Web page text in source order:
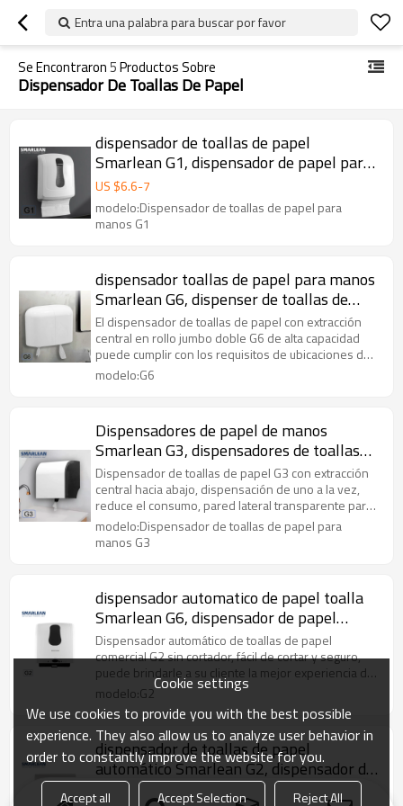
Entra una palabra para buscar por favor
Se Encontraron5Productos Sobre
Dispensador De Toallas De Papel
dispensador de toallas de papel
Smarlean G1, dispensador de papel para
manos, dispensador de hojas de papel
US $6.6-7
modelo:Dispensador de toallas de papel para
manos G1
dispensador toallas de papel para manos
Smarlean G6, dispenser de toallas de
papel precios
El dispensador de toallas de papel con extracción
central en rollo jumbo doble G6 de alta capacidad
puede cumplir con los requisitos de ubicaciones de
alto tráfico.
modelo:G6
Dispensadores de papel de manos
Smarlean G3, dispensadores de toallas
para manos, expendedor de papel
Dispensador de toallas de papel G3 con extracción
central hacia abajo, dispensación de uno a la vez,
reduce el consumo, pared lateral transparente para
verificar el nivel de papel.
modelo:Dispensador de toallas de papel para
manos G3
dispensador automatico de papel toalla
Smarlean G6, dispensador de papel
automatico
Dispensador automático de toallas de papel
comercial G2 sin cortador, fácil de cortar y seguro,
puede brindarle a su cliente la mejor experiencia de
usuario.
modelo:G2
dispensador de toallas de papel
automático Smarlean G2, dispensador de
toalla automatico
Dispensador automático de toallas de papel
Cookie settings
We use cookies to provide you with the best possible
experience. They also allow us to analyze user behavior in
order to constantly improve the website for you.
Accept all Accept Selection Reject All